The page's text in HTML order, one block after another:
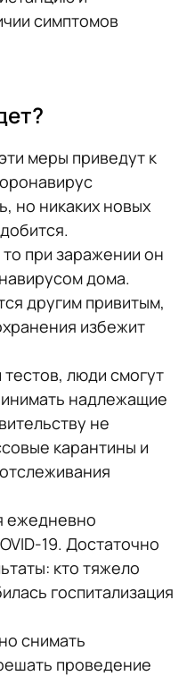
симптомов
меры приведут к
но никаких новых
при заражении он
дома.
другим привитым,
избежит
люди смогут
надлежащие
не
карантины и
ежедневно
19. Достаточно
кто тяжело
госпитализация
снимать
проведение